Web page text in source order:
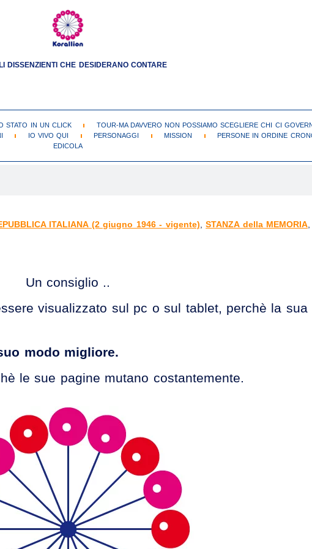
DISSENZIENTI CHE DESIDERANO CONTARE
STATO IN UN CLICK TOUR-MA DAVVERO NON POSSIAMO SCEGLIERE CHI CI
IO VIVO QUI PERSONAGGI MISSION PERSONE IN ORDINE
EDICOLA
ITALIANA (2 giugno 1946 - vigente),STANZA della MEMORIA
Un consiglio ..
visualizzato sul pc o sul tablet, perchè la sua
modo migliore.
le sue pagine mutano costantemente.